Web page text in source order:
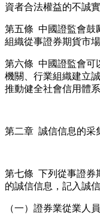
資者合法權益的不誠實
第五條 中國證監會鼓
組織從事證券期貨市
第六條 中國證監會可
機關、行業組織建立
推動健全社會信用體系
第二章 誠信信息的采
第七條 下列從事證券
的誠信信息，記入誠信
（一）證券業從業人